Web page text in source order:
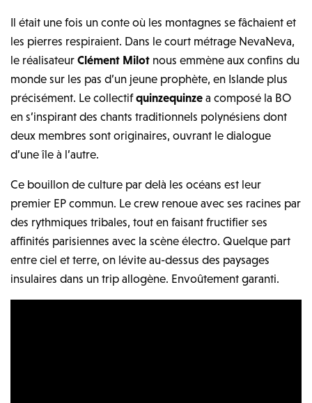
Il était une fois un conte où les montagnes se fâchaient et
les pierres respiraient. Dans le court métrage NevaNeva,
le réalisateurClément Milot nous emmène aux confins du
monde sur les pas d’un jeune prophète, en Islande plus
précisément. Le collectifquinzequinze a composé la BO
en s’inspirant des chants traditionnels polynésiens dont
deux membres sont originaires, ouvrant le dialogue
d’une île à l’autre.
Ce bouillon de culture par delà les océans est leur
premier EP commun. Le crew renoue avec ses racines par
des rythmiques tribales, tout en faisant fructifier ses
affinités parisiennes avec la scène électro. Quelque part
entre ciel et terre, on lévite au-dessus des paysages
insulaires dans un trip allogène. Envoûtement garanti.